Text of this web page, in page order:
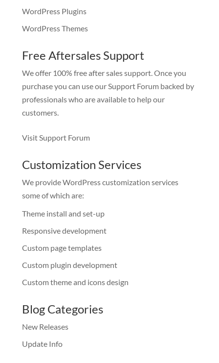
WordPress Plugins
WordPress Themes
Free Aftersales Support
We offer 100% free after sales support. Once you
purchase you can use ourSupport Forumbacked by
professionals who are available to help our
customers.
Visit Support Forum
Customization Services
We provide WordPress customization services
some of which are:
Theme install and set-up
Responsive development
Custom page templates
Custom plugin development
Custom theme and icons design
Blog Categories
New Releases
Update Info